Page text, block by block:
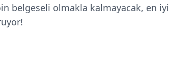
belgeseli olmakla kalmayacak, en iyi